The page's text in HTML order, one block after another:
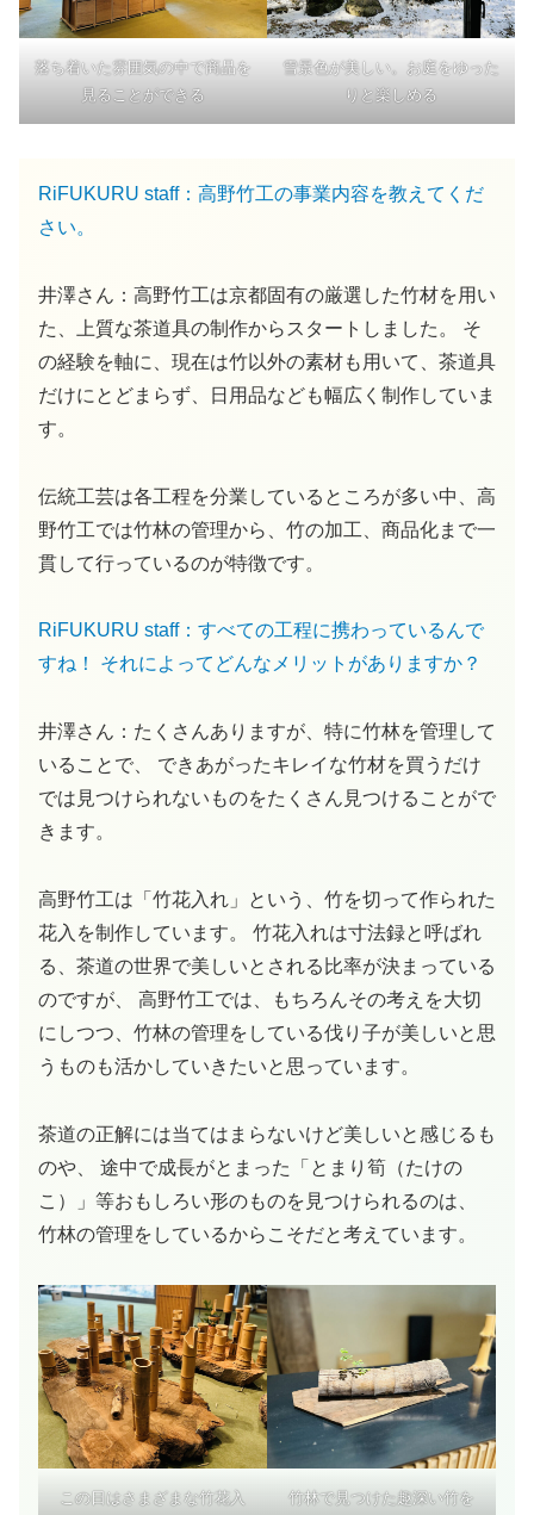
落ち着いた雰囲気の中で商品を
見ることができる
雪景色が美しい。お庭をゆった
りと楽しめる
RiFUKURU staff：高野竹工の事業内容を教えてくだ
さい。
井澤さん：高野竹工は京都固有の厳選した竹材を用い
た、上質な茶道具の制作からスタートしました。 そ
の経験を軸に、現在は竹以外の素材も用いて、茶道具
だけにとどまらず、日用品なども幅広く制作していま
す。
伝統工芸は各工程を分業しているところが多い中、高
野竹工では竹林の管理から、竹の加工、商品化まで一
貫して行っているのが特徴です。
RiFUKURU staff：すべての工程に携わっているんで
すね！ それによってどんなメリットがありますか？
井澤さん：たくさんありますが、特に竹林を管理して
いることで、 できあがったキレイな竹材を買うだけ
では見つけられないものをたくさん見つけることがで
きます。
高野竹工は「竹花入れ」という、竹を切って作られた
花入を制作しています。 竹花入れは寸法録と呼ばれ
る、茶道の世界で美しいとされる比率が決まっている
のですが、 高野竹工では、もちろんその考えを大切
にしつつ、竹林の管理をしている伐り子が美しいと思
うものも活かしていきたいと思っています。
茶道の正解には当てはまらないけど美しいと感じるも
のや、 途中で成長がとまった「とまり筍（たけの
こ）」等おもしろい形のものを見つけられるのは、
竹林の管理をしているからこそだと考えています。
この日はさまざまな竹花入 竹林で見つけた趣深い竹を